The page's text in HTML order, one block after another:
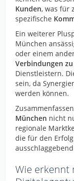
Kunden, was für
spezifische
Ein weiterer
München
oder einem
Verbindungen
Dienstleistern.
sein, da
werden können.
München nicht
regionale
die für den
Wie erkennt